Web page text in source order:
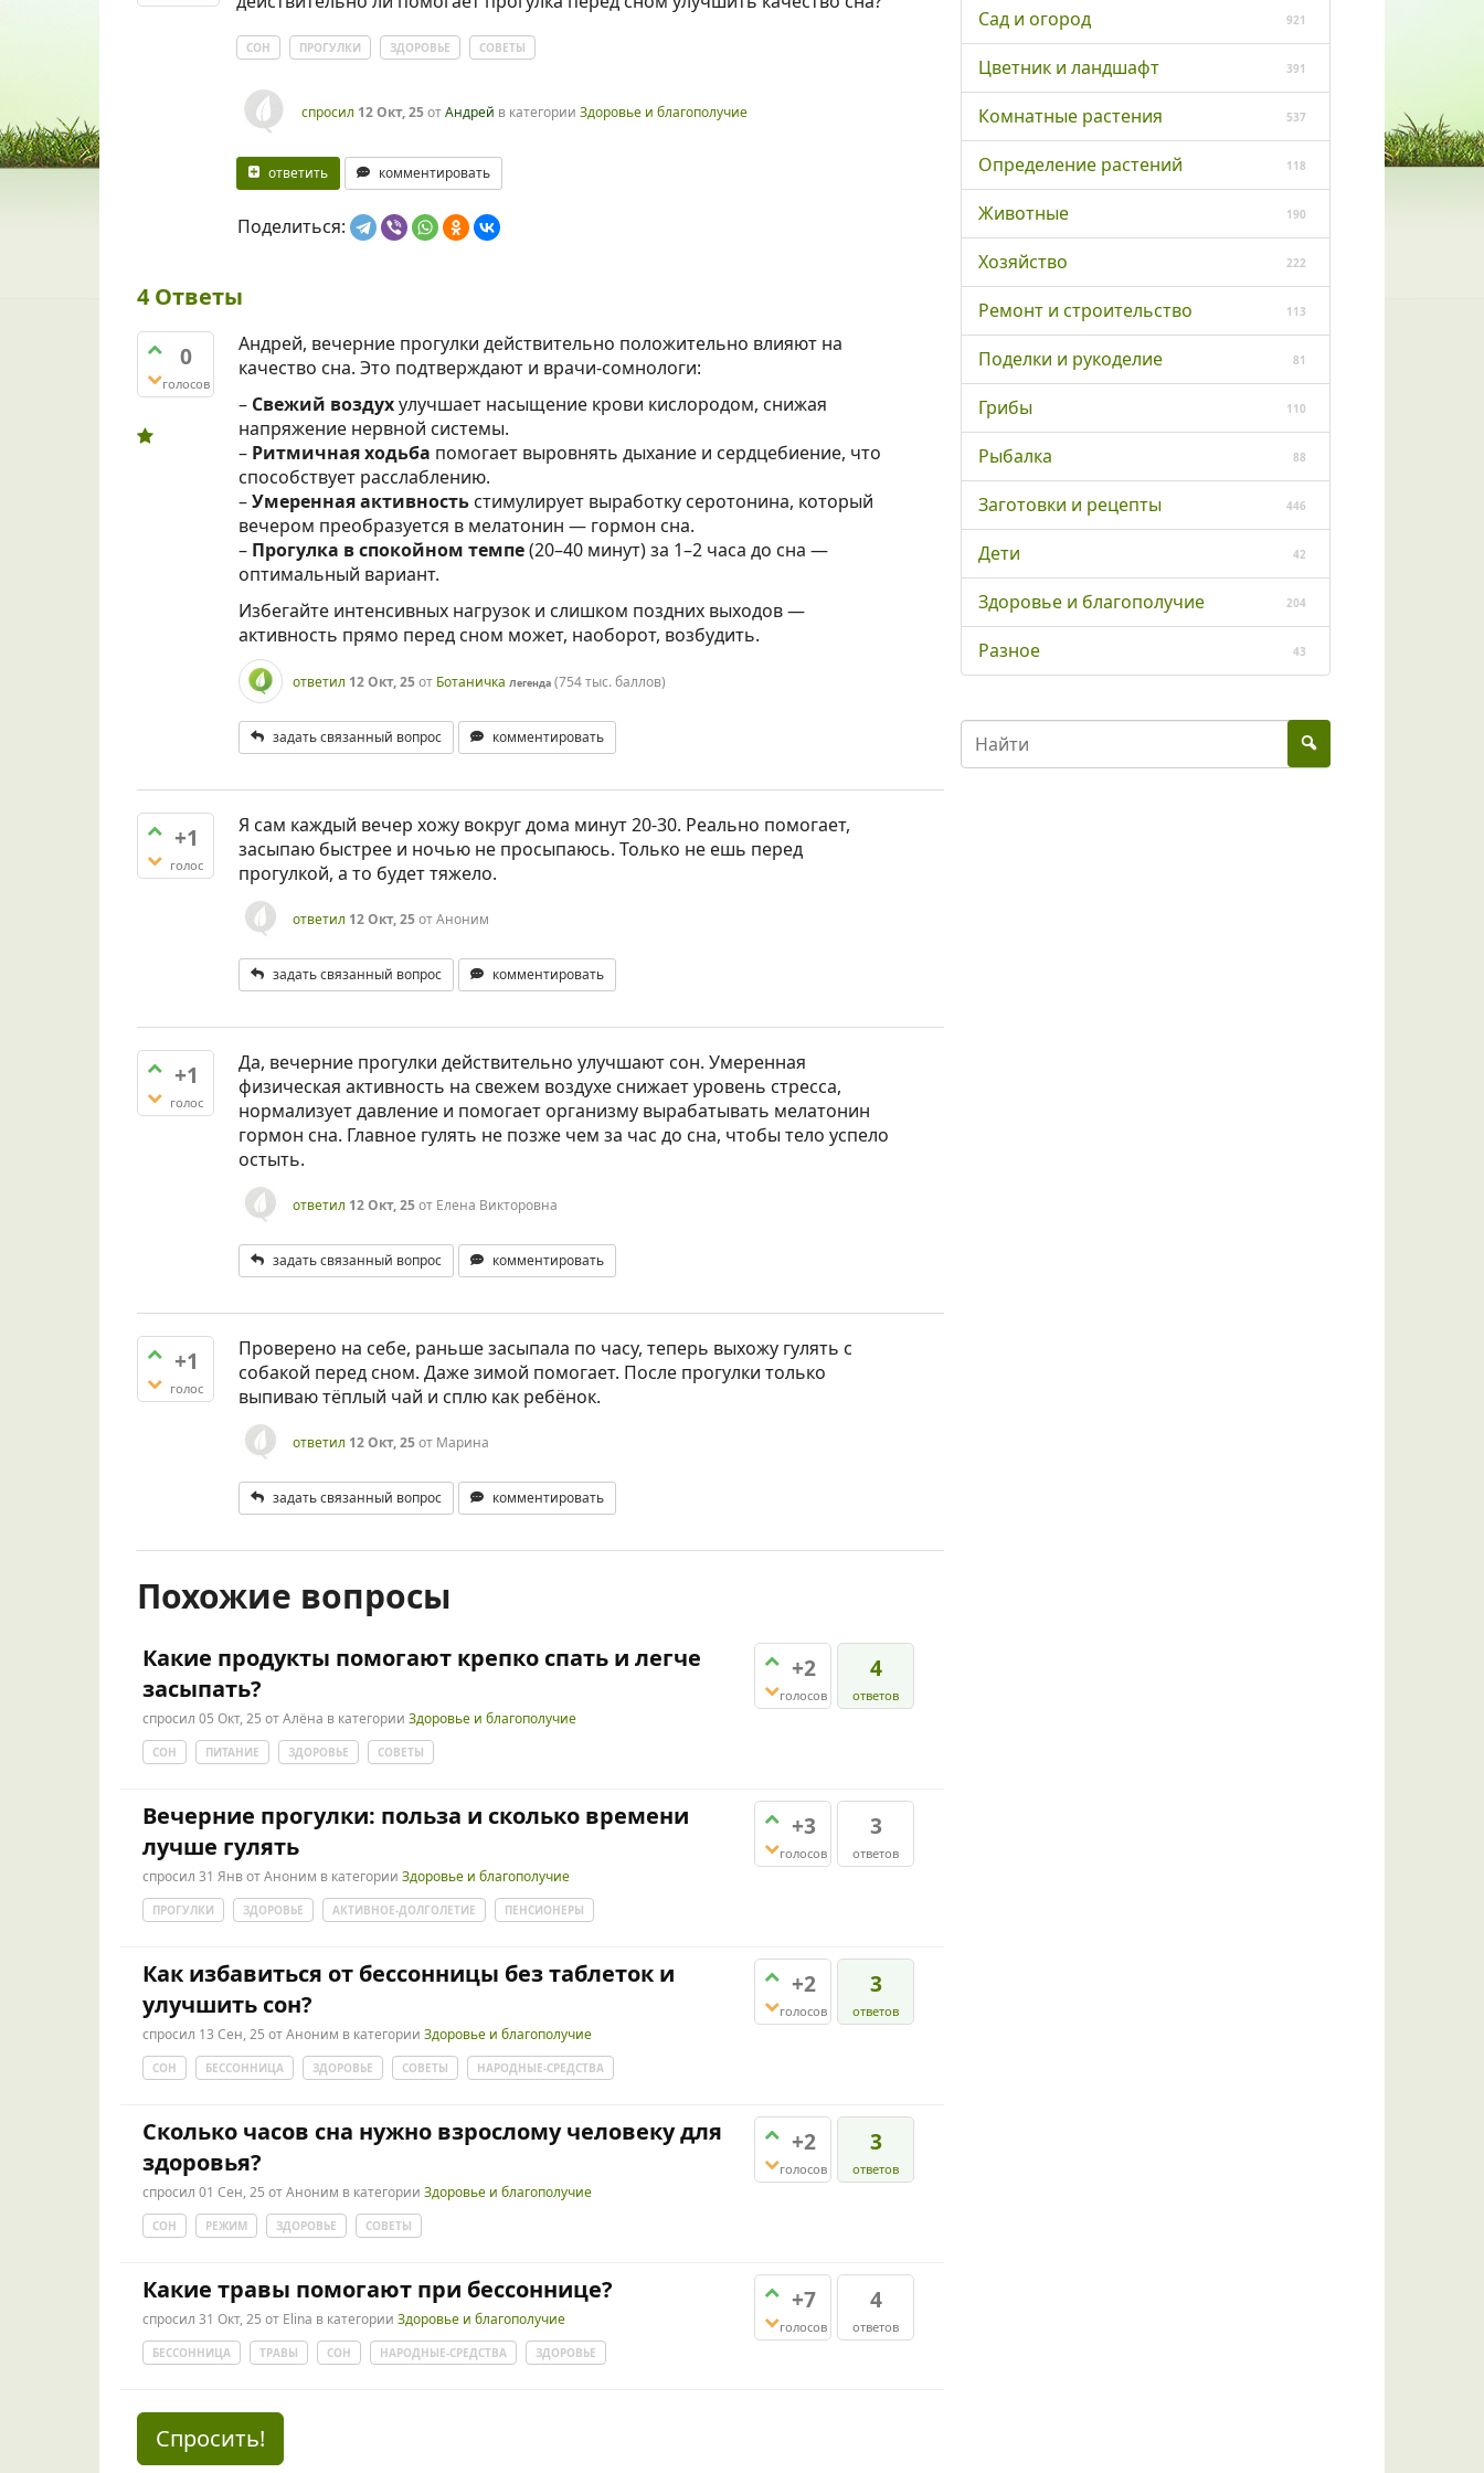
СОН ПРОГУЛКИ ЗДОРОВЬЕ СОВЕТЫ
спросил 12 Окт, 25отАндрей в категории Здоровье и благополучие
ответить комментировать
Поделиться:
4Ответы
0
голосов
Андрей, вечерние прогулки действительно положительно влияют на
качество сна. Это подтверждают и врачи-сомнологи:
– Свежий воздухулучшает насыщение крови кислородом, снижая
напряжение нервной системы.
– Ритмичная ходьба помогает выровнять дыхание и сердцебиение, что
способствует расслаблению.
–Умеренная активность стимулирует выработку серотонина, который
вечером преобразуется в мелатонин — гормон сна.
– Прогулка в спокойном темпе(20–40 минут) за 1–2 часа до сна —
оптимальный вариант.
Избегайте интенсивных нагрузок и слишком поздних выходов —
активность прямо перед сном может, наоборот, возбудить.
ответил 12 Окт, 25от Ботаничка Легенда (754 тыс.баллов)
задать связанный вопрос комментировать
+1
голос
Я сам каждый вечер хожу вокруг дома минут 20-30. Реально помогает,
засыпаю быстрее и ночью не просыпаюсь. Только не ешь перед
прогулкой, а то будет тяжело.
ответил 12 Окт, 25отАноним
задать связанный вопрос комментировать
+1
голос
Да, вечерние прогулки действительно улучшают сон. Умеренная
физическая активность на свежем воздухе снижает уровень стресса,
нормализует давление и помогает организму вырабатывать мелатонин
гормон сна. Главное гулять не позже чем за час до сна, чтобы тело успело
остыть.
ответил 12 Окт, 25от Елена Викторовна
задать связанный вопрос комментировать
+1
голос
Проверено на себе, раньше засыпала по часу, теперь выхожу гулять с
собакой перед сном. Даже зимой помогает. После прогулки только
выпиваю тёплый чай и сплю как ребёнок.
ответил 12 Окт, 25от Марина
задать связанный вопрос комментировать
Похожие вопросы
+2
голосов
4
ответов
Какие продукты помогают крепко спать и легче
засыпать?
спросил 05 Окт, 25 отАлёна в категории Здоровье и благополучие
СОН ПИТАНИЕ ЗДОРОВЬЕ СОВЕТЫ
+3
голосов
3
ответов
Вечерние прогулки: польза и сколько времени
лучше гулять
спросил 31 ЯнвотАноним в категории Здоровье и благополучие
ПРОГУЛКИ ЗДОРОВЬЕ АКТИВНОЕ-ДОЛГОЛЕТИЕ ПЕНСИОНЕРЫ
+2
голосов
3
ответов
Как избавиться от бессонницы без таблеток и
улучшить сон?
спросил 13 Сен, 25 отАноним в категории Здоровье и благополучие
СОН БЕССОННИЦА ЗДОРОВЬЕ СОВЕТЫ НАРОДНЫЕ-СРЕДСТВА
+2
голосов
3
ответов
Сколько часов сна нужно взрослому человеку для
здоровья?
спросил 01 Сен, 25 отАноним в категории Здоровье и благополучие
СОН РЕЖИМ ЗДОРОВЬЕ СОВЕТЫ
+7
голосов
4
ответов
Какие травы помогают при бессоннице?
спросил 31 Окт, 25 от Elina в категории Здоровье и благополучие
БЕССОННИЦА ТРАВЫ СОН НАРОДНЫЕ-СРЕДСТВА ЗДОРОВЬЕ
Спросить!
Сад и огород 921
Цветник и ландшафт 391
Комнатные растения 537
Определение растений 118
Животные 190
Хозяйство 222
Ремонт и строительство 113
Поделки и рукоделие 81
Грибы 110
Рыбалка 88
Заготовки и рецепты 446
Дети 42
Здоровье и благополучие 204
Разное 43